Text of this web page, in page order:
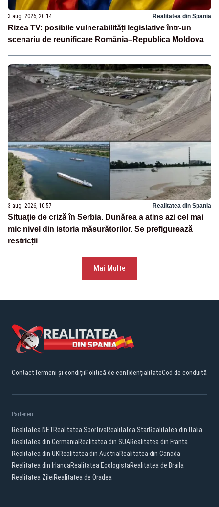
3 aug. 2026, 20:14 Realitatea din Spania
Rizea TV: posibile vulnerabilități legislative într-un
scenariu de reunificare România–Republica Moldova
3 aug. 2026, 10:57 Realitatea din Spania
Situație de criză în Serbia. Dunărea a atins azi cel mai
mic nivel din istoria măsurătorilor. Se prefigurează
restricții
Mai Multe
ContactTermeni și condițiiPolitică de confidențialitateCod de conduită
Parteneri:
Realitatea.NETRealitatea SportivaRealitatea StarRealitatea din Italia
Realitatea din GermaniaRealitatea din SUARealitatea din Franta
Realitatea din UKRealitatea din AustriaRealitatea din Canada
Realitatea din IrlandaRealitatea EcologistaRealitatea de Braila
Realitatea ZileiRealitatea de Oradea